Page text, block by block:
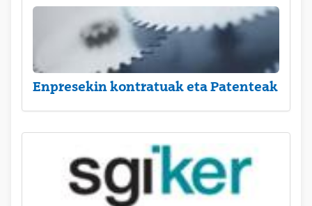
Enpresekin kontratuak eta Patenteak